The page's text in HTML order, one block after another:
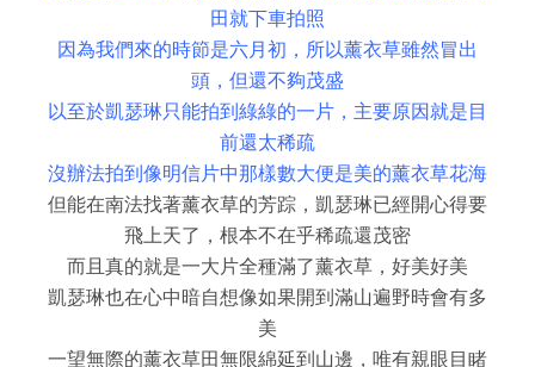
田就下車拍照
因為我們來的時節是六月初，所以薰衣草雖然冒出
頭，但還不夠茂盛
以至於凱瑟琳只能拍到綠綠的一片，主要原因就是目
前還太稀疏
沒辦法拍到像明信片中那樣數大便是美的薰衣草花海
但能在南法找著薰衣草的芳踪，凱瑟琳已經開心得要
飛上天了，根本不在乎稀疏還茂密
而且真的就是一大片全種滿了薰衣草，好美好美
凱瑟琳也在心中暗自想像如果開到滿山遍野時會有多
美
一望無際的薰衣草田無限綿延到山邊，唯有親眼目睹